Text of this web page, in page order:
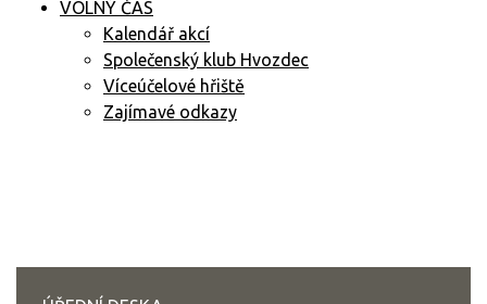
VOLNÝ ČAS
Kalendář akcí
Společenský klub Hvozdec
Víceúčelové hřiště
Zajímavé odkazy